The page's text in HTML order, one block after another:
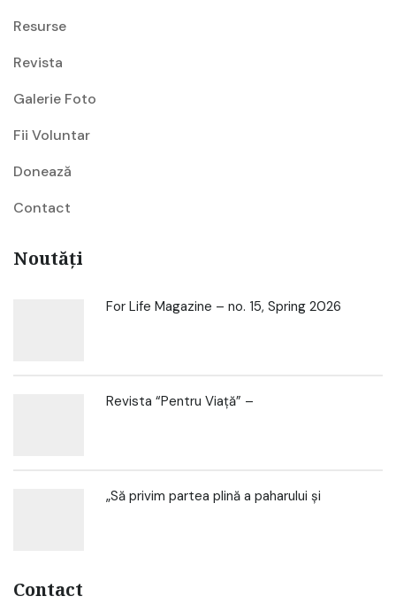
Resurse
Revista
Galerie Foto
Fii Voluntar
Donează
Contact
Noutăți
For Life Magazine – no. 15, Spring 2026
Revista “Pentru Viață” –
„Să privim partea plină a paharului și
Contact